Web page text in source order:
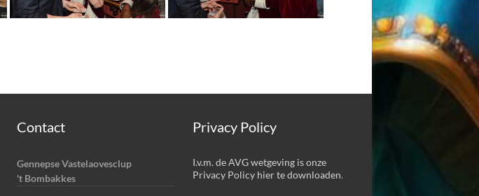
Contact
Gennepse Vastelaovesclup
't Bombakkes
Privacy Policy
I.v.m. de AVG wetgeving is onze
Privacy Policy hier te downloaden.